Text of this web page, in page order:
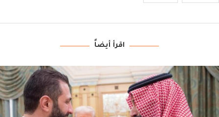
اقرأ أيضاً